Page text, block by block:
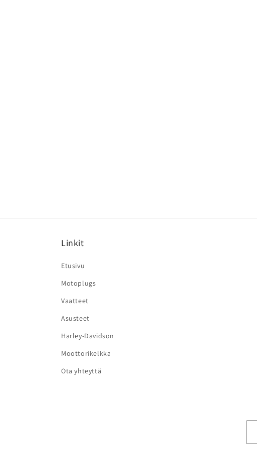
Linkit
Etusivu
Motoplugs
Vaatteet
Asusteet
Harley-Davidson
Moottorikelkka
Ota yhteyttä